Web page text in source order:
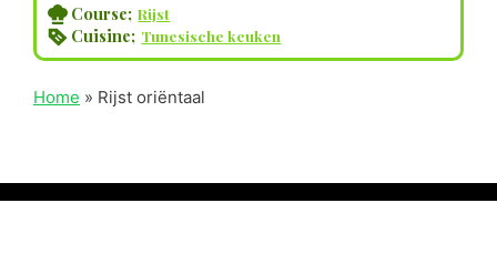
Course; Rijst
Cuisine; Tunesische keuken
Home » Rijst oriëntaal